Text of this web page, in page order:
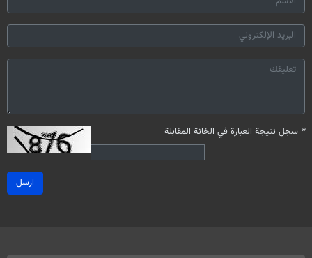
* سجل نتيجة العبارة في الخانة المقابلة
ارسل